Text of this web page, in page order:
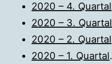
2020 – 4. Quartal
2020 – 3. Quartal
2020 – 2. Quartal
2020 – 1. Quartal.